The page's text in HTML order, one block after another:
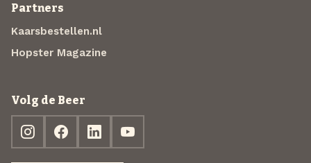
Partners
Kaarsbestellen.nl
Hopster Magazine
Volg de Beer